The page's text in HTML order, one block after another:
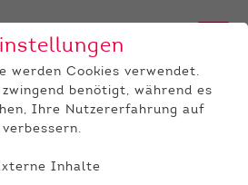
werden Cookies verwendet.
benötigt, während es
Ihre Nutzererfahrung auf
Inhalte